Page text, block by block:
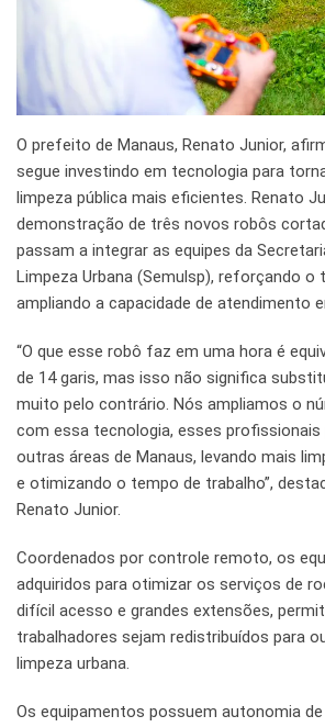
O prefeito de Manaus, Renato Junior,
segue investindo em tecnologia para
limpeza pública mais eficientes. Renato
demonstração de três novos robôs
passam a integrar as equipes da
Limpeza Urbana (Semulsp), reforçando o
ampliando a capacidade de atendimento
“O que esse robô faz em uma hora é
de 14 garis, mas isso não significa
muito pelo contrário. Nós ampliamos o
com essa tecnologia, esses profissionais
outras áreas de Manaus, levando mais
e otimizando o tempo de trabalho”,
Renato Junior.
Coordenados por controle remoto, os
adquiridos para otimizar os serviços de
difícil acesso e grandes extensões,
trabalhadores sejam redistribuídos para
limpeza urbana.
Os equipamentos possuem autonomia